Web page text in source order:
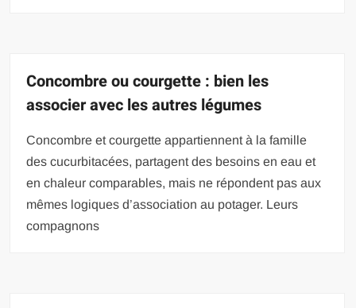
Concombre ou courgette : bien les
associer avec les autres légumes
Concombre et courgette appartiennent à la famille
des cucurbitacées, partagent des besoins en eau et
en chaleur comparables, mais ne répondent pas aux
mêmes logiques d’association au potager. Leurs
compagnons